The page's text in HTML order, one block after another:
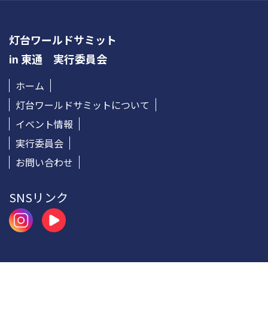
灯台ワールドサミット
in 東通 実行委員会
ホーム
灯台ワールドサミットについて
イベント情報
実行委員会
お問い合わせ
SNSリンク